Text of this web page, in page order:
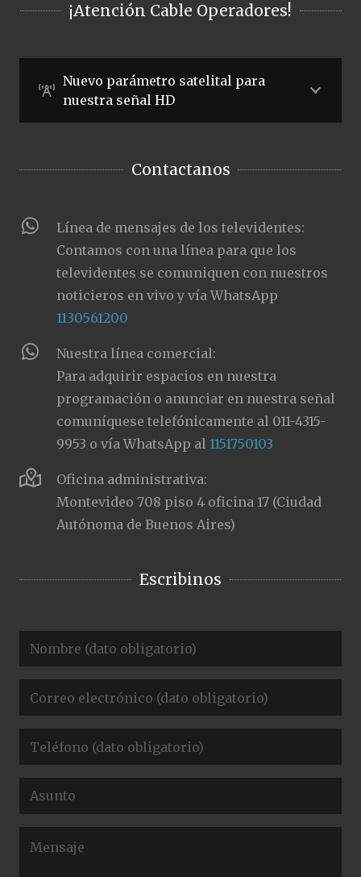
¡Atención Cable Operadores!
Nuevo parámetro satelital para
nuestra señal HD
Contactanos
Línea de mensajes de los televidentes:
Contamos con una línea para que los
televidentes se comuniquen con nuestros
noticieros en vivo y vía WhatsApp
1130561200
Nuestra línea comercial:
Para adquirir espacios en nuestra
programación o anunciar en nuestra señal
comuníquese telefónicamente al 011-4315-
9953 o vía WhatsApp al1151750103
Oficina administrativa:
Montevideo 708 piso 4 oficina 17 (Ciudad
Autónoma de Buenos Aires)
Escribinos